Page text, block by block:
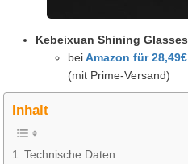
Kebeixuan Shining Glasses
beiAmazon für 28,49€
(mit Prime-Versand)
Inhalt
Technische Daten